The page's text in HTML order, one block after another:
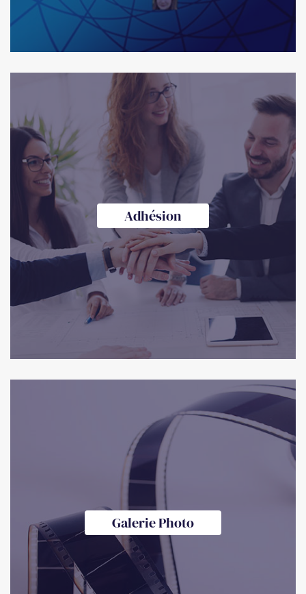
Adhésion
Galerie Photo